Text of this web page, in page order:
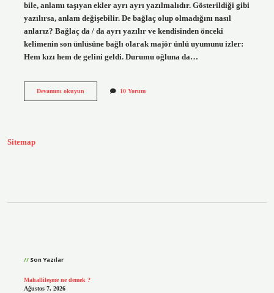
bile, anlamı taşıyan ekler ayrı ayrı yazılmalıdır. Gösterildiği gibi
yazılırsa, anlam değişebilir. De bağlaç olup olmadığını nasıl
anlarız? Bağlaç da / da ayrı yazılır ve kendisinden önceki
kelimenin son ünlüsüne bağlı olarak majör ünlü uyumunu izler:
Hem kızı hem de gelini geldi. Durumu oğluna da…
Devamını okuyunBen
10 Yorum
Sitemap
Son Yazılar
Mahallileşme ne demek ?
Ağustos 7, 2026